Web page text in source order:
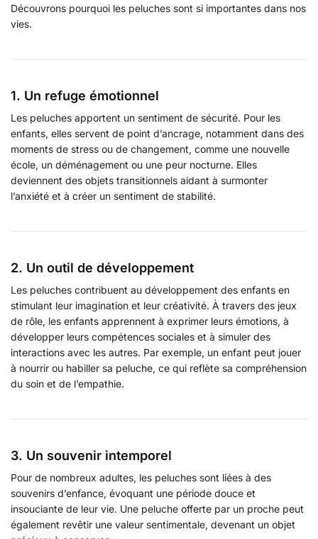
Découvrons pourquoi les peluches sont si importantes dans nos
vies.
1. Un refuge émotionnel
Les peluches apportent un sentiment de sécurité. Pour les
enfants, elles servent de point d’ancrage, notamment dans des
moments de stress ou de changement, comme une nouvelle
école, un déménagement ou une peur nocturne. Elles
deviennent des objets transitionnels aidant à surmonter
l’anxiété et à créer un sentiment de stabilité.
2. Un outil de développement
Les peluches contribuent au développement des enfants en
stimulant leur imagination et leur créativité. À travers des jeux
de rôle, les enfants apprennent à exprimer leurs émotions, à
développer leurs compétences sociales et à simuler des
interactions avec les autres. Par exemple, un enfant peut jouer
à nourrir ou habiller sa peluche, ce qui reflète sa compréhension
du soin et de l’empathie.
3. Un souvenir intemporel
Pour de nombreux adultes, les peluches sont liées à des
souvenirs d’enfance, évoquant une période douce et
insouciante de leur vie. Une peluche offerte par un proche peut
également revêtir une valeur sentimentale, devenant un objet